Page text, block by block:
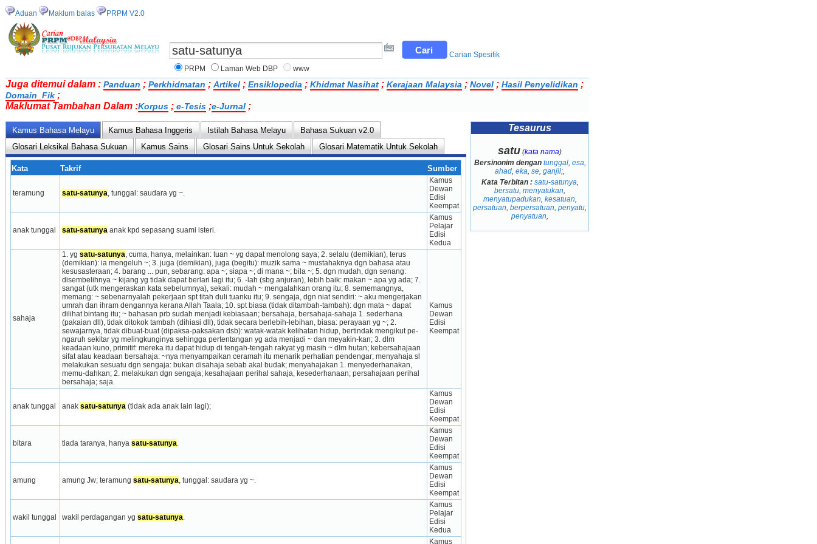
Aduan Maklum balas PRPM V2.0
Carian Spesifik
PRPM
Laman Web DBP www
Juga ditemui dalam : Panduan ; Perkhidmatan ; Artikel ; Ensiklopedia ; Khidmat Nasihat ; Kerajaan Malaysia ; Novel ; Hasil Penyelidikan ;
Domain_Fik ;
Maklumat Tambahan Dalam :Korpus ; e-Tesis ;e-Jurnal ;
Kamus Bahasa Melayu Kamus Bahasa Inggeris Istilah Bahasa Melayu
Bahasa Sukuan v2.0
Glosari Leksikal Bahasa Sukuan
Kamus Sains Glosari Sains Untuk Sekolah Glosari Matematik Untuk Sekolah
Kata Takrif Sumber
teramung satu-satunya , tunggal: saudara yg ~.
Kamus
Dewan
Edisi
Keempat
anak tunggal satu-satunya anak kpd sepasang suami isteri.
Kamus
Pelajar
Edisi
Kedua
sahaja
1. yg satu-satunya , cuma, hanya, melainkan: tuan ~ yg dapat menolong saya; 2. selalu (demikian), terus
(demikian): ia mengeluh ~; 3. juga (demikian), juga (begitu): muzik sama ~ mustahaknya dgn bahasa atau
kesusasteraan; 4. barang ... pun, sebarang: apa ~; siapa ~; di mana ~; bila ~; 5. dgn mudah, dgn senang:
disembelihnya ~ kijang yg tidak dapat berlari lagi itu; 6. -lah (sbg anjuran), lebih baik: makan ~ apa yg ada; 7.
sangat (utk mengeraskan kata sebelumnya), sekali: mudah ~ mengalahkan orang itu; 8. sememangnya,
memang: ~ sebenarnyalah pekerjaan spt titah duli tuanku itu; 9. sengaja, dgn niat sendiri: ~ aku mengerjakan
umrah dan ihram dengannya kerana Allah Taala; 10. spt biasa (tidak ditambah-tambah): dgn mata ~ dapat
dilihat bintang itu; ~ bahasan prb sudah menjadi kebiasaan; bersahaja, bersahaja-sahaja 1. sederhana
(pakaian dll), tidak ditokok tambah (dihiasi dll), tidak secara berlebih-lebihan, biasa: perayaan yg ~; 2.
sewajarnya, tidak dibuat-buat (dipaksa-paksakan dsb): watak-watak kelihatan hidup, bertindak mengikut pe­
ngaruh sekitar yg melingkunginya sehingga pertentangan yg ada menjadi ~ dan meyakin-kan; 3. dlm
keadaan kuno, primitif: mereka itu dapat hidup di tengah-tengah rakyat yg masih ~ dlm hutan; kebersahajaan
sifat atau keadaan bersahaja: ~nya menyampaikan ceramah itu menarik perhatian pendengar; menyahaja sl
melakukan sesuatu dgn sengaja: bukan disahaja sebab akal budak; menyahajakan 1. menyederhanakan,
memu-dahkan; 2. melakukan dgn sengaja; kesahajaan perihal sahaja, kesederhanaan; persahajaan perihal
bersahaja; saja.
Kamus
Dewan
Edisi
Keempat
anak tunggal anak satu-satunya (tidak ada anak lain lagi);
Kamus
Dewan
Edisi
Keempat
bitara tiada taranya, hanya satu-satunya
Kamus
Dewan
Edisi
Keempat
amung amung Jw; teramung satu-satunya , tunggal: saudara yg ~.
Kamus
Dewan
Edisi
Keempat
wakil tunggal wakil perdagangan yg satu-satunya
Kamus
Pelajar
Edisi
Kedua
Kamus
Tesaurus
satu (kata nama)
Bersinonim dengan tunggal, esa,
ahad, eka, se, ganjil;,
Kata Terbitan : satu-satunya,
bersatu, menyatukan,
menyatupadukan, kesatuan,
persatuan, berpersatuan, penyatu,
penyatuan,